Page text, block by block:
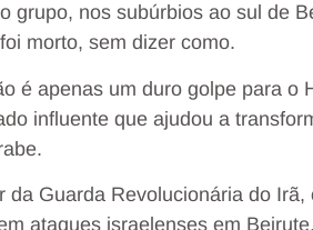
grupo, nos subúrbios ao sul de
morto, sem dizer como.
é apenas um duro golpe para o
influente que ajudou a
da Guarda Revolucionária do
ataques israelenses em